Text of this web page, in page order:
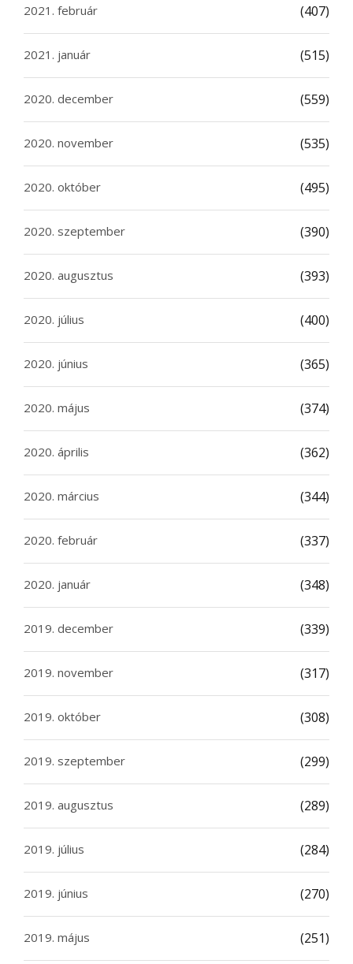
2021. február (407)
2021. január (515)
2020. december (559)
2020. november (535)
2020. október (495)
2020. szeptember (390)
2020. augusztus (393)
2020. július (400)
2020. június (365)
2020. május (374)
2020. április (362)
2020. március (344)
2020. február (337)
2020. január (348)
2019. december (339)
2019. november (317)
2019. október (308)
2019. szeptember (299)
2019. augusztus (289)
2019. július (284)
2019. június (270)
2019. május (251)